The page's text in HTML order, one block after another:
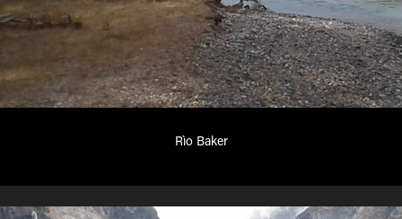
Rìo Baker